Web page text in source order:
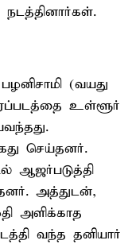
(வயது
உள்ளூர்
செய்தனர்.
ஆஜர்படுத்தி
அத்துடன்,
அளிக்காத
வந்த தனியார்